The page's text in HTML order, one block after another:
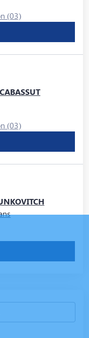
(03)
(03)